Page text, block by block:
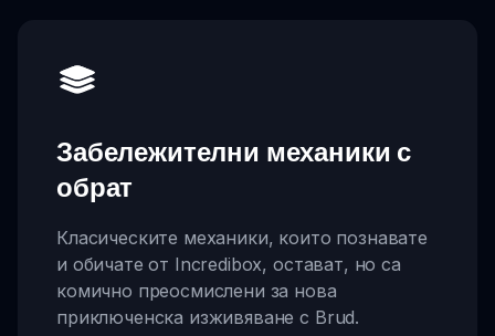
Забележителни механики с
обрат
Класическите механики, които познавате
и обичате от Incredibox, остават, но са
комично преосмислени за нова
приключенска изживяване с Brud.